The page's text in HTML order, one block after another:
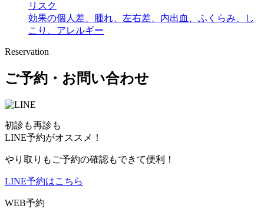
リスク
効果の個人差、腫れ、左右差、内出血、ふくらみ、し
こり、アレルギー
Reservation
ご予約・お問い合わせ
初診も再診も
LINE予約がオススメ！
やり取りもご予約の確認もできて便利！
LINE予約はこちら
WEB予約